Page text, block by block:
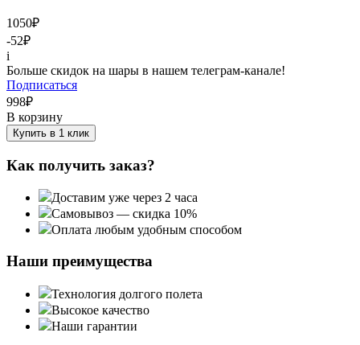
1050₽
-52₽
i
Больше скидок на шары в нашем телеграм-канале!
Подписаться
998₽
В корзину
Купить в 1 клик
Как получить заказ?
Доставим уже через 2 часа
Самовывоз — скидка 10%
Оплата любым удобным способом
Наши преимущества
Технология долгого полета
Высокое качество
Наши гарантии